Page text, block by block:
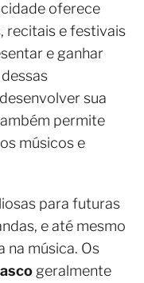
oferece
recitais e festivais
e ganhar
sua
permite
músicos e
para futuras
e até mesmo
na música. Os
geralmente